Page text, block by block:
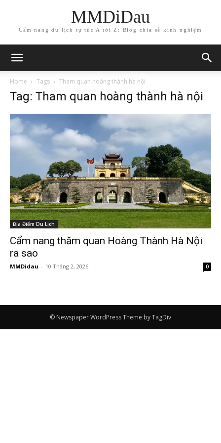
MMDiDau
Cẩm nang du lịch tự túc A tới Z: Blog chia sẻ kinh nghiệm
Home Tags Tham quan hoàng thành hà nội
Tag: Tham quan hoàng thành hà nội
Địa Điểm Du Lịch
Cẩm nang thăm quan Hoàng Thành Hà Nội
ra sao
MMDidau - 10 Tháng 2, 2026 0
© Newspaper WordPress Theme by TagDiv